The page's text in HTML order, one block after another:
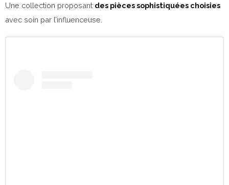
Une collection proposant des pièces sophistiquées choisies
avec soin par l’influenceuse.